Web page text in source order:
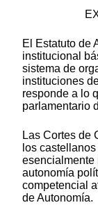
El Estatuto de
institucional
sistema de
instituciones
responde a lo
parlamentario
Las Cortes de
los
esencialmente
autonomía
competencial
de Autonomía.